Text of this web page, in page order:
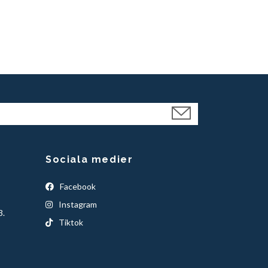
Sociala medier
Facebook
Instagram
Tiktok